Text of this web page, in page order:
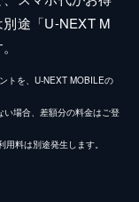
途「U-NEXT M
トを、U-NEXT MOBILEの
場合、差額分の料金はご登
料は別途発生します。